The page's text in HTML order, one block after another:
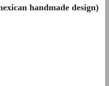
handmade design)